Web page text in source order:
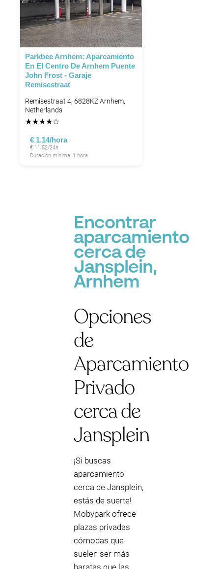
Parkbee Arnhem: Aparcamiento
En El Centro De Arnhem Puente
John Frost - Garaje
Remisestraat
Remisestraat 4, 6828KZ Arnhem,
Netherlands
★★★★☆
€ 1.14/hora
€ 11.52/24h
Duración mínima: 1 hora
Encontrar
aparcamiento
cerca de
Jansplein,
Arnhem
Opciones
de
Aparcamiento
Privado
cerca de
Jansplein
¡Si buscas
aparcamiento
cerca de Jansplein,
estás de suerte!
Mobypark ofrece
plazas privadas
cómodas que
suelen ser más